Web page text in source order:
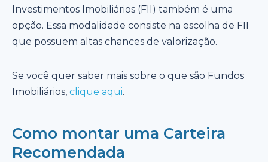
Investimentos Imobiliários (FII) também é uma
opção. Essa modalidade consiste na escolha de FII
que possuem altas chances de valorização.
Se você quer saber mais sobre o que são Fundos
Imobiliários, clique aqui.
Como montar uma Carteira
Recomendada